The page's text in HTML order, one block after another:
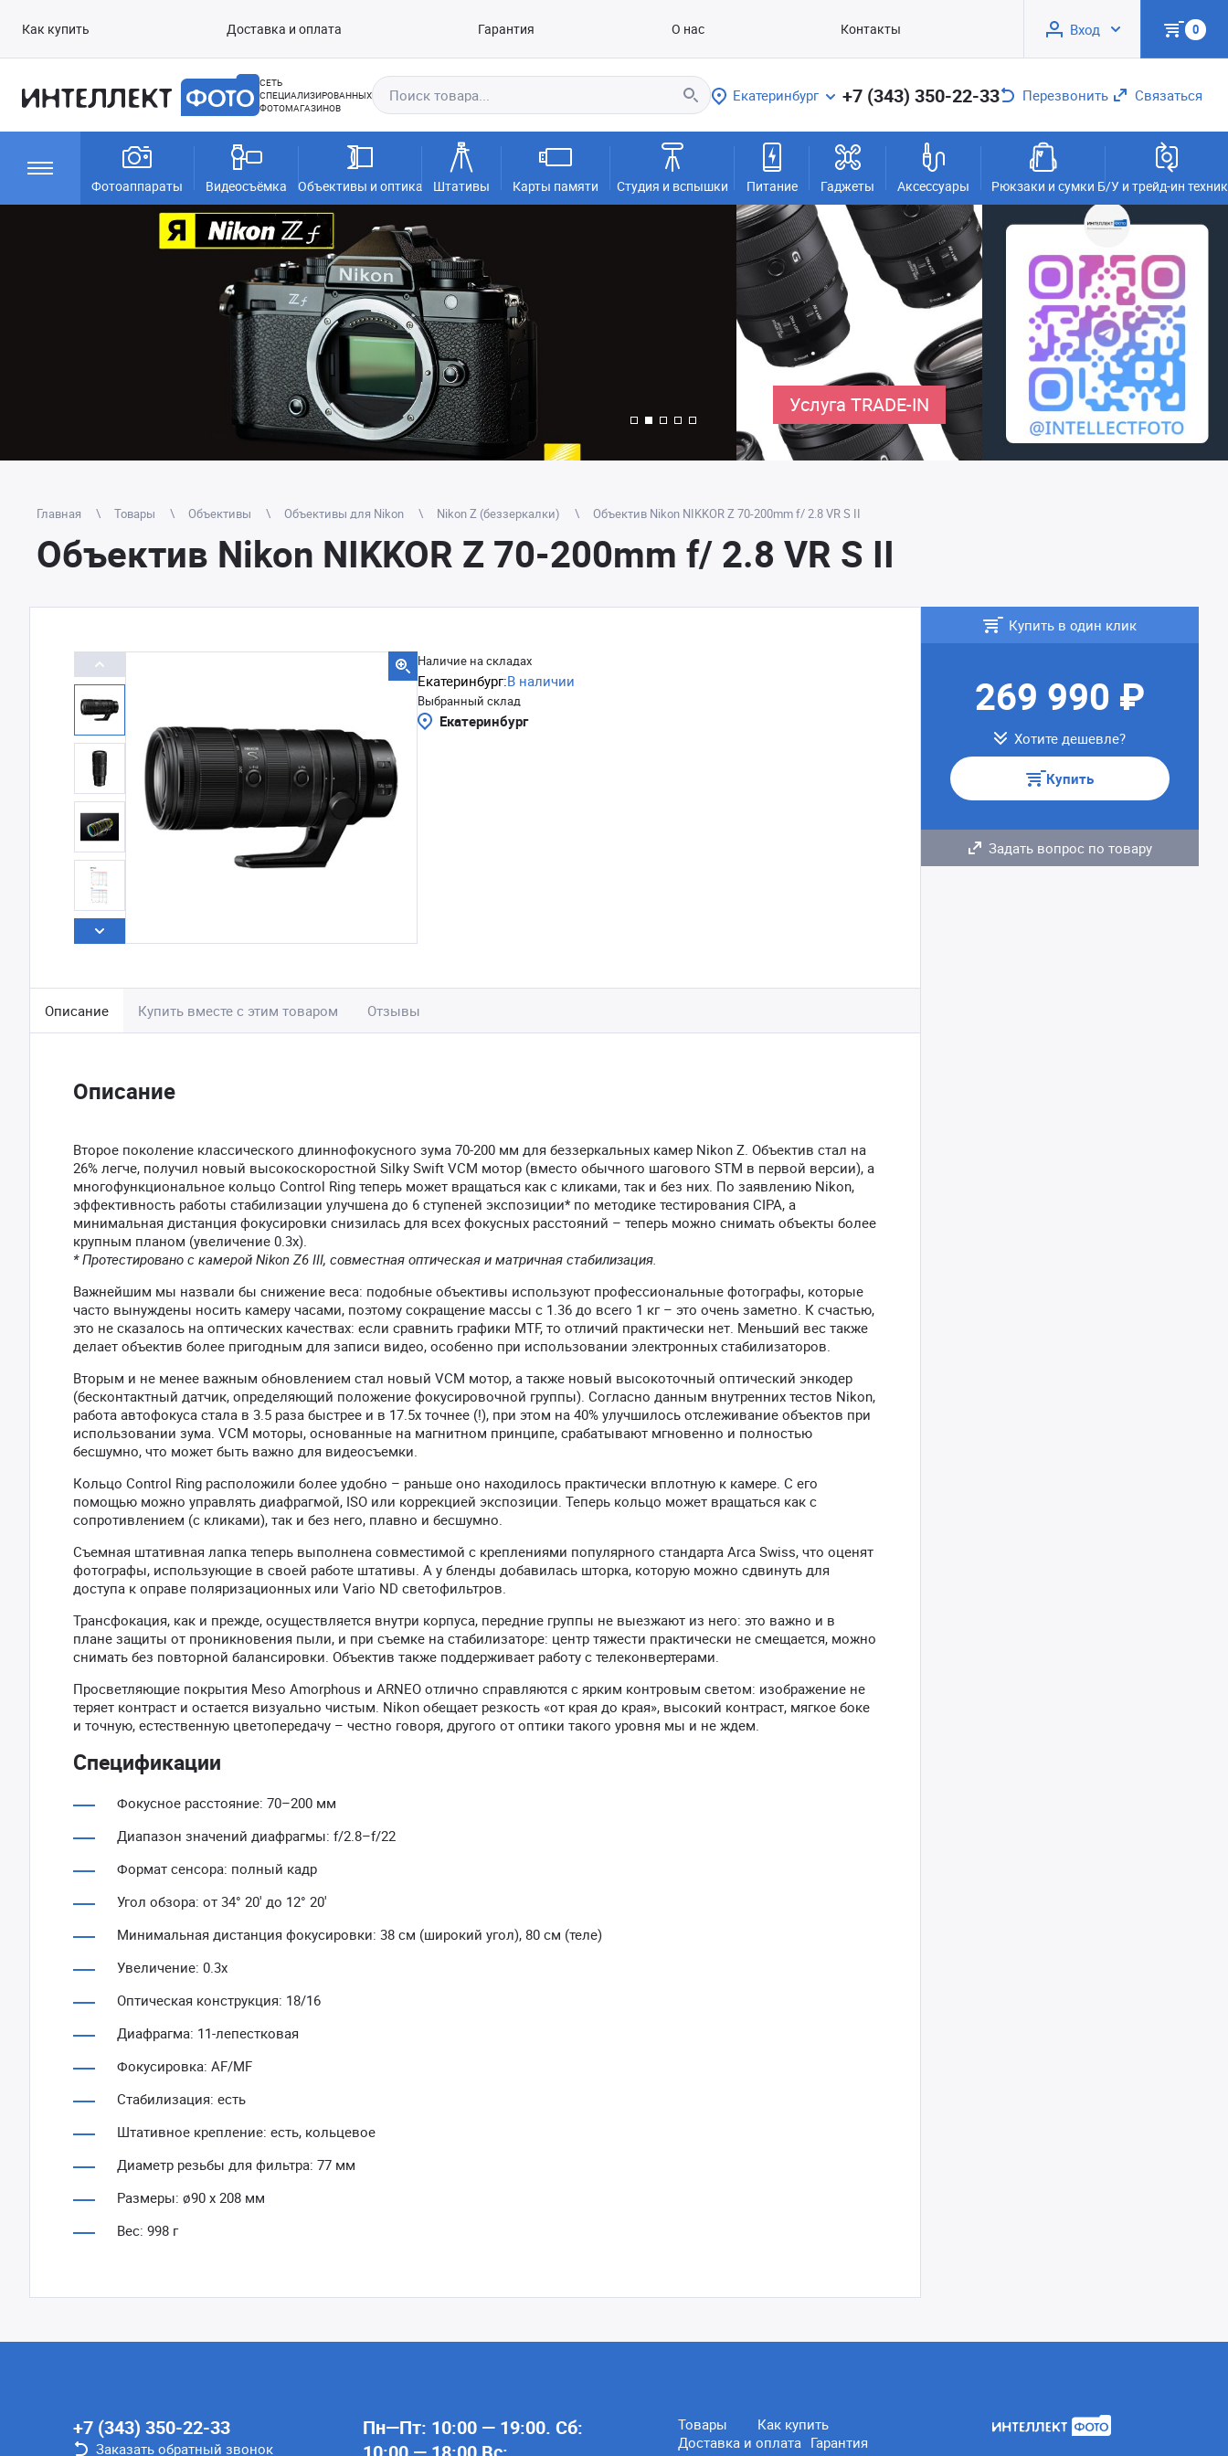
Как купить Доставка и оплата Гарантия О нас Контакты Вход 0
СЕТЬ
СПЕЦИАЛИЗИРОВАННЫХ
ФОТОМАГАЗИНОВ
Екатеринбург +7 (343) 350-22-33 Перезвонить Связаться
Фотоаппараты Видеосъёмка Объективы и оптика Штативы Карты памяти Студия и вспышки Питание Гаджеты Аксессуары Рюкзаки и сумки Б/У и трейд-ин
Услуга TRADE-IN
Главная Товары Объективы Объективы для Nikon Nikon Z (беззеркалки) Объектив Nikon NIKKOR Z 70-200mm f/ 2.8 VR S II
Объектив Nikon NIKKOR Z 70-200mm f/ 2.8 VR S II
Наличие на складах
Екатеринбург:В наличии
Выбранный склад
Екатеринбург
Описание Купить вместе с этим товаром Отзывы
Описание
Второе поколение классического длиннофокусного зума 70-200 мм для беззеркальных камер Nikon Z. Объектив стал на
26% легче, получил новый высокоскоростной Silky Swift VCM мотор (вместо обычного шагового STM в первой версии), а
многофункциональное кольцо Control Ring теперь может вращаться как с кликами, так и без них. По заявлению Nikon,
эффективность работы стабилизации улучшена до 6 ступеней экспозиции* по методике тестирования CIPA, а
минимальная дистанция фокусировки снизилась для всех фокусных расстояний – теперь можно снимать объекты более
крупным планом (увеличение 0.3х).
* Протестировано с камерой Nikon Z6 III, совместная оптическая и матричная стабилизация.
Важнейшим мы назвали бы снижение веса: подобные объективы используют профессиональные фотографы, которые
часто вынуждены носить камеру часами, поэтому сокращение массы с 1.36 до всего 1 кг – это очень заметно. К счастью,
это не сказалось на оптических качествах: если сравнить графики MTF, то отличий практически нет. Меньший вес также
делает объектив более пригодным для записи видео, особенно при использовании электронных стабилизаторов.
Вторым и не менее важным обновлением стал новый VCM мотор, а также новый высокоточный оптический энкодер
(бесконтактный датчик, определяющий положение фокусировочной группы). Согласно данным внутренних тестов Nikon,
работа автофокуса стала в 3.5 раза быстрее и в 17.5х точнее (!), при этом на 40% улучшилось отслеживание объектов при
использовании зума. VCM моторы, основанные на магнитном принципе, срабатывают мгновенно и полностью
бесшумно, что может быть важно для видеосъемки.
Кольцо Control Ring расположили более удобно – раньше оно находилось практически вплотную к камере. С его
помощью можно управлять диафрагмой, ISO или коррекцией экспозиции. Теперь кольцо может вращаться как с
сопротивлением (с кликами), так и без него, плавно и бесшумно.
Съемная штативная лапка теперь выполнена совместимой с креплениями популярного стандарта Arca Swiss, что оценят
фотографы, использующие в своей работе штативы. А у бленды добавилась шторка, которую можно сдвинуть для
доступа к оправе поляризационных или Vario ND светофильтров.
Трансфокация, как и прежде, осуществляется внутри корпуса, передние группы не выезжают из него: это важно и в
плане защиты от проникновения пыли, и при съемке на стабилизаторе: центр тяжести практически не смещается, можно
снимать без повторной балансировки. Объектив также поддерживает работу с телеконвертерами.
Просветляющие покрытия Meso Amorphous и ARNEO отлично справляются с ярким контровым светом: изображение не
теряет контраст и остается визуально чистым. Nikon обещает резкость «от края до края», высокий контраст, мягкое боке
и точную, естественную цветопередачу – честно говоря, другого от оптики такого уровня мы и не ждем.
Спецификации
Фокусное расстояние: 70–200 мм
Диапазон значений диафрагмы: f/2.8–f/22
Формат сенсора: полный кадр
Угол обзора: от 34° 20' до 12° 20'
Минимальная дистанция фокусировки: 38 см (широкий угол), 80 см (теле)
Увеличение: 0.3х
Оптическая конструкция: 18/16
Диафрагма: 11-лепестковая
Фокусировка: AF/MF
Стабилизация: есть
Штативное крепление: есть, кольцевое
Диаметр резьбы для фильтра: 77 мм
Размеры: ø90 x 208 мм
Вес: 998 г
Купить в один клик
269 990 ₽
Хотите дешевле?
Купить
Задать вопрос по товару
+7 (343) 350-22-33
Заказать обратный звонок
Пн—Пт: 10:00 — 19:00. Сб:
Товары
Как купить
Доставка и оплата Гарантия